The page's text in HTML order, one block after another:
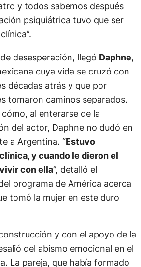
y todos sabemos después
psiquiátrica tuvo que ser
desesperación, llegó Daphne,
cuya vida se cruzó con
décadas atrás y que por
tomaron caminos separados.
al enterarse de la
del actor, Daphne no dudó en
a Argentina. “Estuvo
y cuando le dieron el
con ella”, detalló el
programa de América acerca
tomó la mujer en este duro
y con el apoyo de la
del abismo emocional en el
La pareja, que había formado